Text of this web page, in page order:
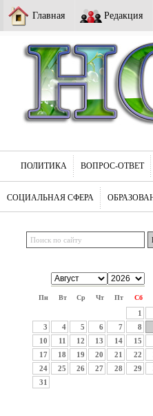
Главная Редакция
ПОЛИТИКА ВОПРОС-ОТВЕТ
СОЦИАЛЬНАЯ СФЕРА
Пн Вт Ср Чт Пт Сб
1
3
4 5 6 7 8
10
11 12 13 14 15
17
18 19 20 21 22
24
25 26 27 28 29
31